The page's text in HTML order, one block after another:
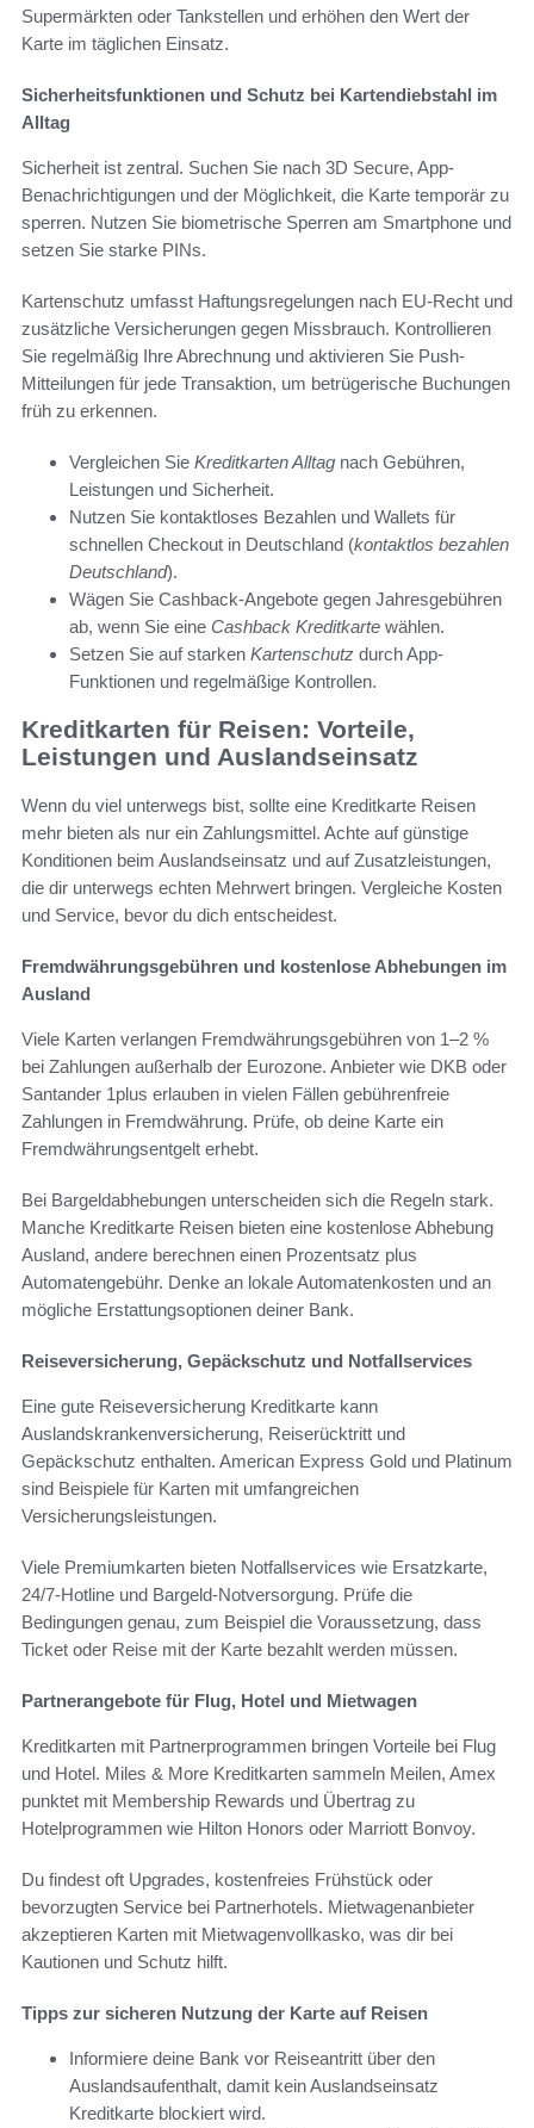
Supermärkten oder Tankstellen und erhöhen den Wert der
Karte im täglichen Einsatz.
Sicherheitsfunktionen und Schutz bei Kartendiebstahl im
Alltag
Sicherheit ist zentral. Suchen Sie nach 3D Secure, App-
Benachrichtigungen und der Möglichkeit, die Karte temporär zu
sperren. Nutzen Sie biometrische Sperren am Smartphone und
setzen Sie starke PINs.
Kartenschutz umfasst Haftungsregelungen nach EU-Recht und
zusätzliche Versicherungen gegen Missbrauch. Kontrollieren
Sie regelmäßig Ihre Abrechnung und aktivieren Sie Push-
Mitteilungen für jede Transaktion, um betrügerische Buchungen
früh zu erkennen.
Vergleichen Sie Kreditkarten Alltag nach Gebühren,
Leistungen und Sicherheit.
Nutzen Sie kontaktloses Bezahlen und Wallets für
schnellen Checkout in Deutschland (kontaktlos bezahlen
Deutschland).
Wägen Sie Cashback-Angebote gegen Jahresgebühren
ab, wenn Sie eine Cashback Kreditkarte wählen.
Setzen Sie auf starken Kartenschutz durch App-
Funktionen und regelmäßige Kontrollen.
Kreditkarten für Reisen: Vorteile,
Leistungen und Auslandseinsatz
Wenn du viel unterwegs bist, sollte eine Kreditkarte Reisen
mehr bieten als nur ein Zahlungsmittel. Achte auf günstige
Konditionen beim Auslandseinsatz und auf Zusatzleistungen,
die dir unterwegs echten Mehrwert bringen. Vergleiche Kosten
und Service, bevor du dich entscheidest.
Fremdwährungsgebühren und kostenlose Abhebungen im
Ausland
Viele Karten verlangen Fremdwährungsgebühren von 1–2 %
bei Zahlungen außerhalb der Eurozone. Anbieter wie DKB oder
Santander 1plus erlauben in vielen Fällen gebührenfreie
Zahlungen in Fremdwährung. Prüfe, ob deine Karte ein
Fremdwährungsentgelt erhebt.
Bei Bargeldabhebungen unterscheiden sich die Regeln stark.
Manche Kreditkarte Reisen bieten eine kostenlose Abhebung
Ausland, andere berechnen einen Prozentsatz plus
Automatengebühr. Denke an lokale Automatenkosten und an
mögliche Erstattungsoptionen deiner Bank.
Reiseversicherung, Gepäckschutz und Notfallservices
Eine gute Reiseversicherung Kreditkarte kann
Auslandskrankenversicherung, Reiserücktritt und
Gepäckschutz enthalten. American Express Gold und Platinum
sind Beispiele für Karten mit umfangreichen
Versicherungsleistungen.
Viele Premiumkarten bieten Notfallservices wie Ersatzkarte,
24/7-Hotline und Bargeld-Notversorgung. Prüfe die
Bedingungen genau, zum Beispiel die Voraussetzung, dass
Ticket oder Reise mit der Karte bezahlt werden müssen.
Partnerangebote für Flug, Hotel und Mietwagen
Kreditkarten mit Partnerprogrammen bringen Vorteile bei Flug
und Hotel. Miles & More Kreditkarten sammeln Meilen, Amex
punktet mit Membership Rewards und Übertrag zu
Hotelprogrammen wie Hilton Honors oder Marriott Bonvoy.
Du findest oft Upgrades, kostenfreies Frühstück oder
bevorzugten Service bei Partnerhotels. Mietwagenanbieter
akzeptieren Karten mit Mietwagenvollkasko, was dir bei
Kautionen und Schutz hilft.
Tipps zur sicheren Nutzung der Karte auf Reisen
Informiere deine Bank vor Reiseantritt über den
Auslandsaufenthalt, damit kein Auslandseinsatz
Kreditkarte blockiert wird.